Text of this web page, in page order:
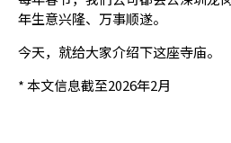
年生意兴隆、万事顺遂。
今天，就给大家介绍下这座寺庙。
* 本文信息截至2026年2月